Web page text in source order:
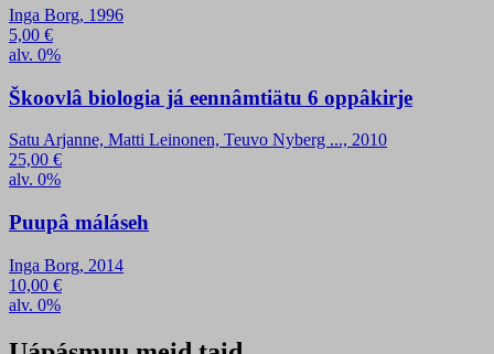
Inga Borg, 1996
5,00 €
alv. 0%
Škoovlâ biologia já eennâmtiätu 6 oppâkirje
Satu Arjanne, Matti Leinonen, Teuvo Nyberg ..., 2010
25,00 €
alv. 0%
Puupâ máláseh
Inga Borg, 2014
10,00 €
alv. 0%